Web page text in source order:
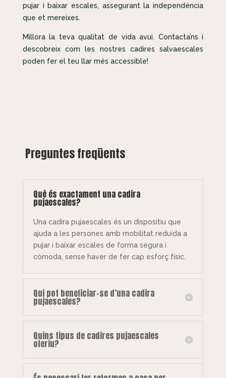
pujar i baixar escales, assegurant la independència
que et mereixes.
Millora la teva qualitat de vida avui. Contacta’ns i
descobreix com les nostres cadires salvaescales
poden fer el teu llar més accessible!
Preguntes freqüents
Què és exactament una cadira
pujaescales?
Una cadira pujaescales és un dispositiu que
ajuda a les persones amb mobilitat reduïda a
pujar i baixar escales de forma segura i
còmoda, sense haver de fer cap esforç físic.
Qui pot beneficiar-se d’una cadira
pujaescales?
Quins tipus de cadires pujaescales
oferiu?